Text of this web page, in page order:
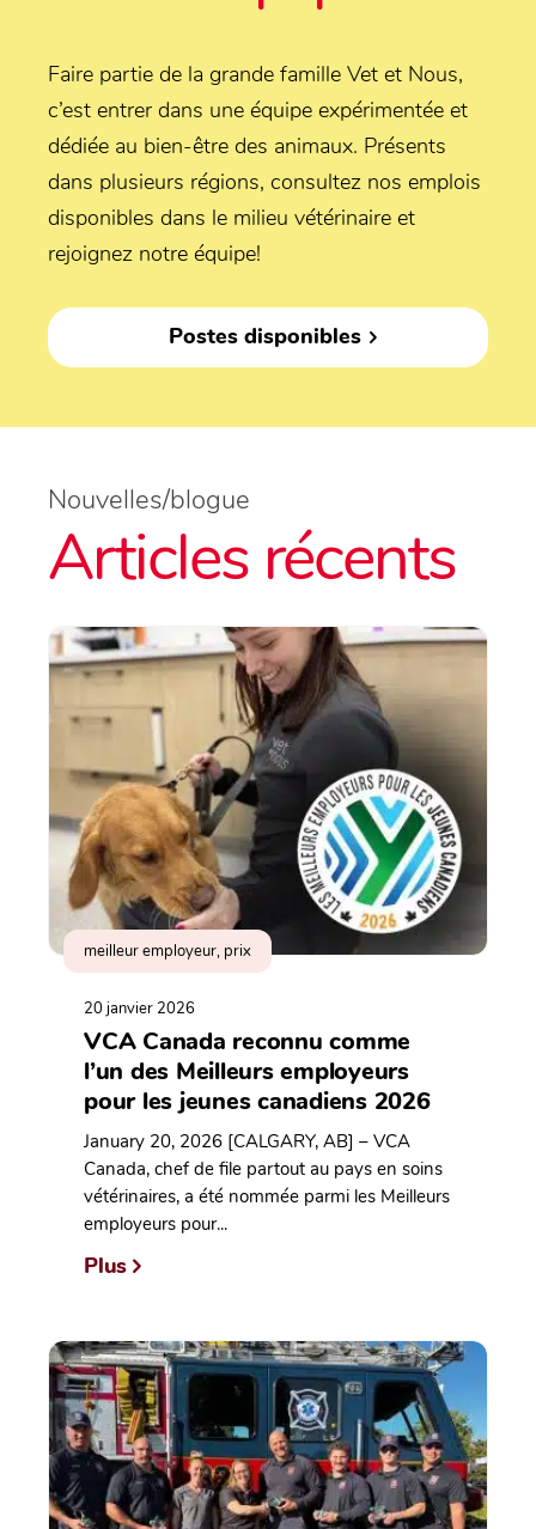
Faire partie de la grande famille Vet et Nous,
c’est entrer dans une équipe expérimentée et
dédiée au bien-être des animaux. Présents
dans plusieurs régions, consultez nos emplois
disponibles dans le milieu vétérinaire et
rejoignez notre équipe!
Postes disponibles
Nouvelles/blogue
Articles récents
meilleur employeur, prix
20 janvier 2026
VCA Canada reconnu comme
l’un des Meilleurs employeurs
pour les jeunes canadiens 2026
January 20, 2026 [CALGARY, AB] – VCA
Canada, chef de file partout au pays en soins
vétérinaires, a été nommée parmi les Meilleurs
employeurs pour...
Plus